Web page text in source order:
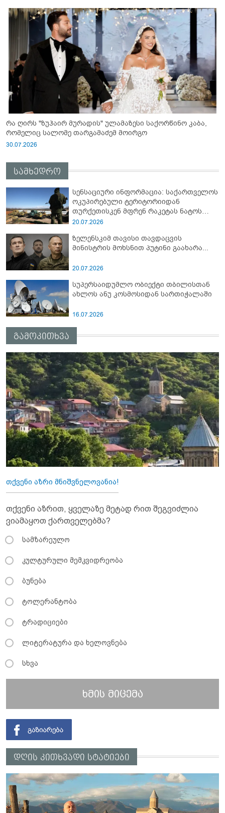
რა ღირს "ზუჰაირ მურადის" ულამაზესი საქორწინო კაბა,
რომელიც სალომე თარგამაძემ მოირგო
30.07.2026
სამხედრო
სენსაციური ინფორმაცია: საქართველოს
ოკუპირებული ტერიტორიიდან
თურქეთისკენ მფრენ რაკეტას ნატოს
სამიტი კინაღამ ჩაუშლია
20.07.2026
ზელენსკიმ თავისი თავდაცვის
მინისტრის მოხსნით პუტინი გაახარა...
20.07.2026
სუპერსაიდუმლო ობიექტი თბილისთან
ახლოს ანუ კოსმოსიდან სართიჭალაში
16.07.2026
გამოკითხვა
თქვენი აზრი მნიშვნელოვანია!
თქვენი აზრით, ყველაზე მეტად რით შეგვიძლია
ვიამაყოთ ქართველებმა?
სამზარეულო
კულტურული მემკვიდრეობა
ბუნება
ტოლერანტობა
ტრადიციები
ლიტერატურა და ხელოვნება
სხვა
ხმის მიცემა
დღის კითხვადი სტატიები